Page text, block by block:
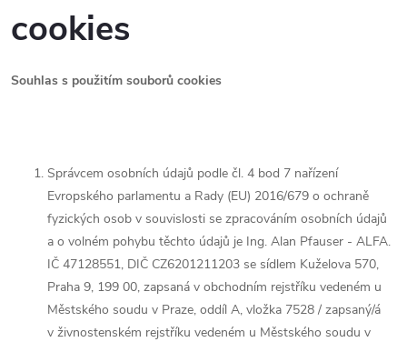
cookies
Souhlas s použitím souborů cookies
Správcem osobních údajů podle čl. 4 bod 7 nařízení
Evropského parlamentu a Rady (EU) 2016/679 o ochraně
fyzických osob v souvislosti se zpracováním osobních údajů
a o volném pohybu těchto údajů je Ing. Alan Pfauser - ALFA.
IČ 47128551, DIČ CZ6201211203 se sídlem Kuželova 570,
Praha 9, 199 00, zapsaná v obchodním rejstříku vedeném u
Městského soudu v Praze, oddíl A, vložka 7528 / zapsaný/á
v živnostenském rejstříku vedeném u Městského soudu v